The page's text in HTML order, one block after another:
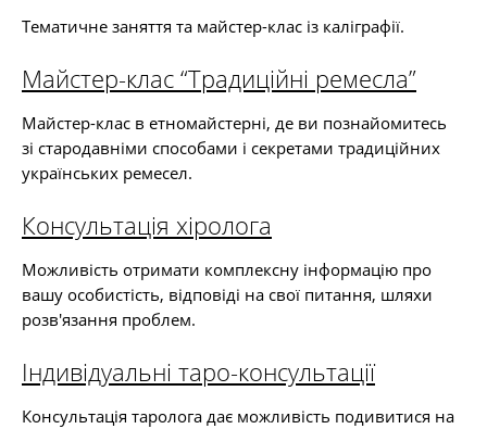
Тематичне заняття та майстер-клас із каліграфії.
Майстер-клас “Традиційні ремесла”
Майстер-клас в етномайстерні, де ви познайомитесь
зі стародавніми способами і секретами традиційних
українських ремесел.
Консультація хіролога
Можливість отримати комплексну інформацію про
вашу особистість, відповіді на свої питання, шляхи
розв'язання проблем.
Індивідуальні таро-консультації
Консультація таролога дає можливість подивитися на